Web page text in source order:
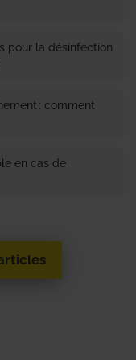
pour la désinfection
: comment
en cas de